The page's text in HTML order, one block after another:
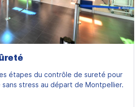
étapes du contrôle de sureté pour
stress au départ de Montpellier.